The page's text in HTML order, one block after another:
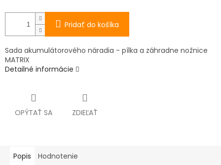
Pridať do košíka
Sada akumulátorového náradia - pílka a záhradne nožnice
MATRIX
Detailné informácie
OPÝTAŤ SA ZDIEĽAŤ
Popis Hodnotenie